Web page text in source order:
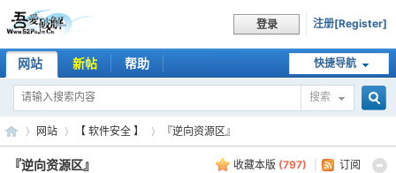
登录 注册[Register]
快捷导航
网站 新帖 帮助
搜索
网站 【 软件安全 】 『逆向资源区』
收藏本版 (797) 订阅
『逆向资源区』